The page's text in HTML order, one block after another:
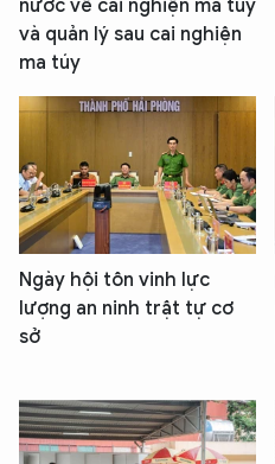
nước về cai nghiện ma túy
và quản lý sau cai nghiện
ma túy
Ngày hội tôn vinh lực
lượng an ninh trật tự cơ
sở